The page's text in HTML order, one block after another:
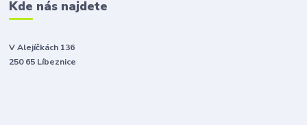
Kde nás najdete
V Alejíčkách 136
250 65 Líbeznice